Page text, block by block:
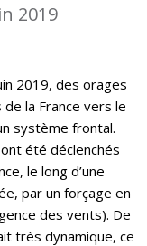
2019
2019, des orages
la France vers le
système frontal.
été déclenchés
le long d’une
par un forçage en
des vents). De
très dynamique, ce